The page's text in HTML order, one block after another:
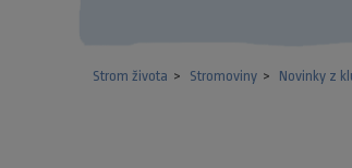
Strom života Stromoviny Novinky z